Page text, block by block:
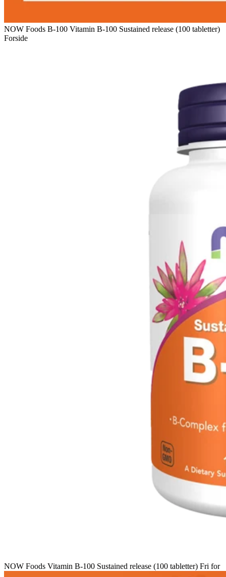
NOW Foods B-100 Vitamin B-100 Sustained release (100 tabletter)
Forside
NOW Foods Vitamin B-100 Sustained release (100 tabletter) Fri for